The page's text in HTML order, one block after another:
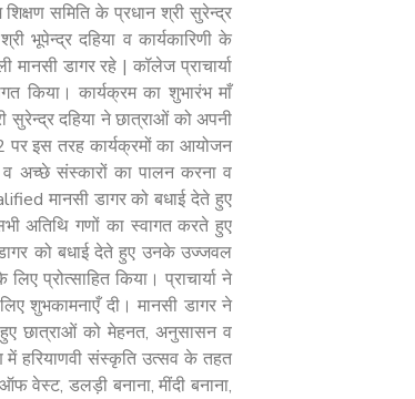
समिति के प्रधान श्री सुरेन्द्र
भूपेन्द्र दहिया व कार्यकारिणी के
डागर रहे | कॉलेज प्राचार्या
किया। कार्यक्रम का शुभारंभ माँ
दहिया ने छात्राओं को अपनी
इस तरह कार्यक्रमों का आयोजन
अच्छे संस्कारों का पालन करना व
मानसी डागर को बधाई देते हुए
अतिथि गणों का स्वागत करते हुए
को बधाई देते हुए उनके उज्जवल
प्रोत्साहित किया। प्राचार्या ने
शुभकामनाएँ दी। मानसी डागर ने
छात्राओं को मेहनत, अनुसासन व
में हरियाणवी संस्कृति उत्सव के तहत
वेस्ट, डलड़ी बनाना, मींदी बनाना,